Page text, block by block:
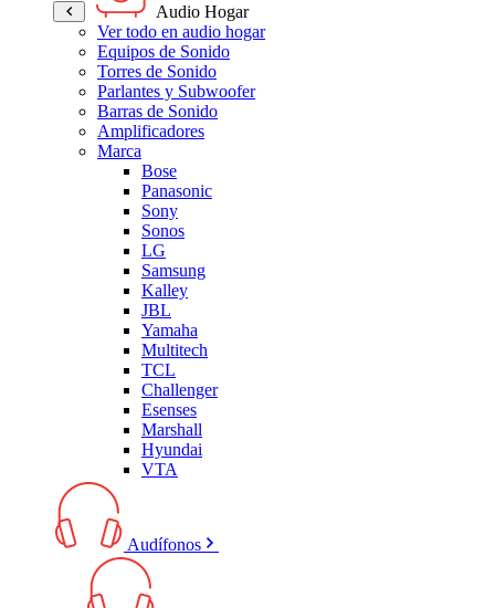
Audio Hogar
Ver todo en audio hogar
Equipos de Sonido
Torres de Sonido
Parlantes y Subwoofer
Barras de Sonido
Amplificadores
Marca
Bose
Panasonic
Sony
Sonos
LG
Samsung
Kalley
JBL
Yamaha
Multitech
TCL
Challenger
Esenses
Marshall
Hyundai
VTA
Audífonos